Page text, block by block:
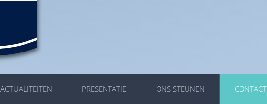
ACTUALITEITEN PRESENTATIE ONS STEUNEN CONTACT